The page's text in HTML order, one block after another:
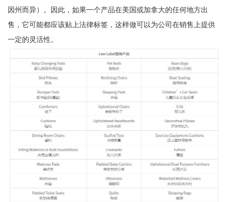
因州而异）。因此，如果一个产品在美国或加拿大的任何地方出
售，它可能都应该贴上法律标签，这样做可以为公司在销售上提供
一定的灵活性。